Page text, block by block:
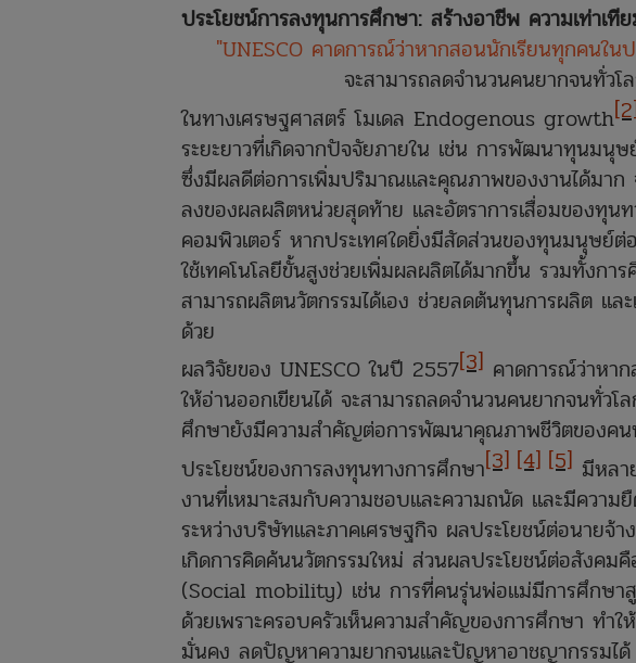
ประโยชน์การลงทุนการศึกษา: สร้างอาชีพ ความเท่าเทีย
"UNESCO คาดการณ์ว่าหากสอนนักเรียนทุกคนในป
จะสามารถลดจำนวนคนยากจนทั่ว
ในทางเศรษฐศาสตร์ โมเดล Endogenous growth
ระยะยาวที่เกิดจากปัจจัยภายใน เช่น การพัฒนาทุนมนุษ
ซึ่งมีผลดีต่อการเพิ่มปริมาณและคุณภาพของงานได้มาก
ลงของผลผลิตหน่วยสุดท้าย และอัตราการเสื่อมของทุน
คอมพิวเตอร์ หากประเทศใดยิ่งมีสัดส่วนของทุนมนุษย์ต่
ใช้เทคโนโลยีขั้นสูงช่วยเพิ่มผลผลิตได้มากขึ้น รวมทั้งกา
สามารถผลิตนวัตกรรมได้เอง ช่วยลดต้นทุนการผลิต แล
ด้วย
ผลวิจัยของ UNESCO ในปี 2557[3] คาดการณ์ว่าหา
ให้อ่านออกเขียนได้ จะสามารถลดจำนวนคนยากจนทั่วโล
ศึกษายังมีความสำคัญต่อการพัฒนาคุณภาพชีวิตของคน
ประโยชน์ของการลงทุนทางการศึกษา[3] [4] [5] มีหลา
งานที่เหมาะสมกับความชอบและความถนัด และมีความ
ระหว่างบริษัทและภาคเศรษฐกิจ ผลประโยชน์ต่อนายจ้า
เกิดการคิดค้นนวัตกรรมใหม่ ส่วนผลประโยชน์ต่อสังคมคื
(Social mobility) เช่น การที่คนรุ่นพ่อแม่มีการศึกษาสู
ด้วยเพราะครอบครัวเห็นความสำคัญของการศึกษา ทำใ
มั่นคง ลดปัญหาความยากจนและปัญหาอาชญากรรมได้